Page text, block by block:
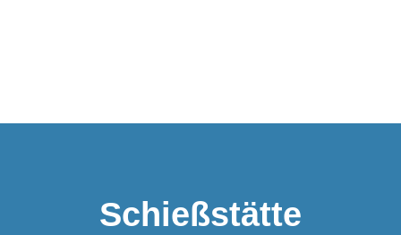
Schießstätte